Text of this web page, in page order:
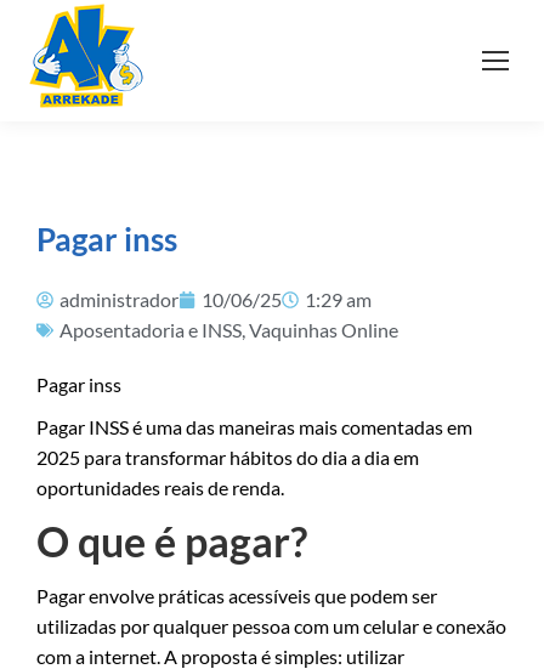
Pagar inss
administrador 10/06/25
1:29 am
Aposentadoria e INSS,Vaquinhas Online
Pagar inss
Pagar INSS é uma das maneiras mais comentadas em
2025 para transformar hábitos do dia a dia em
oportunidades reais de renda.
O que é pagar?
Pagar envolve práticas acessíveis que podem ser
utilizadas por qualquer pessoa com um celular e conexão
com a internet. A proposta é simples: utilizar